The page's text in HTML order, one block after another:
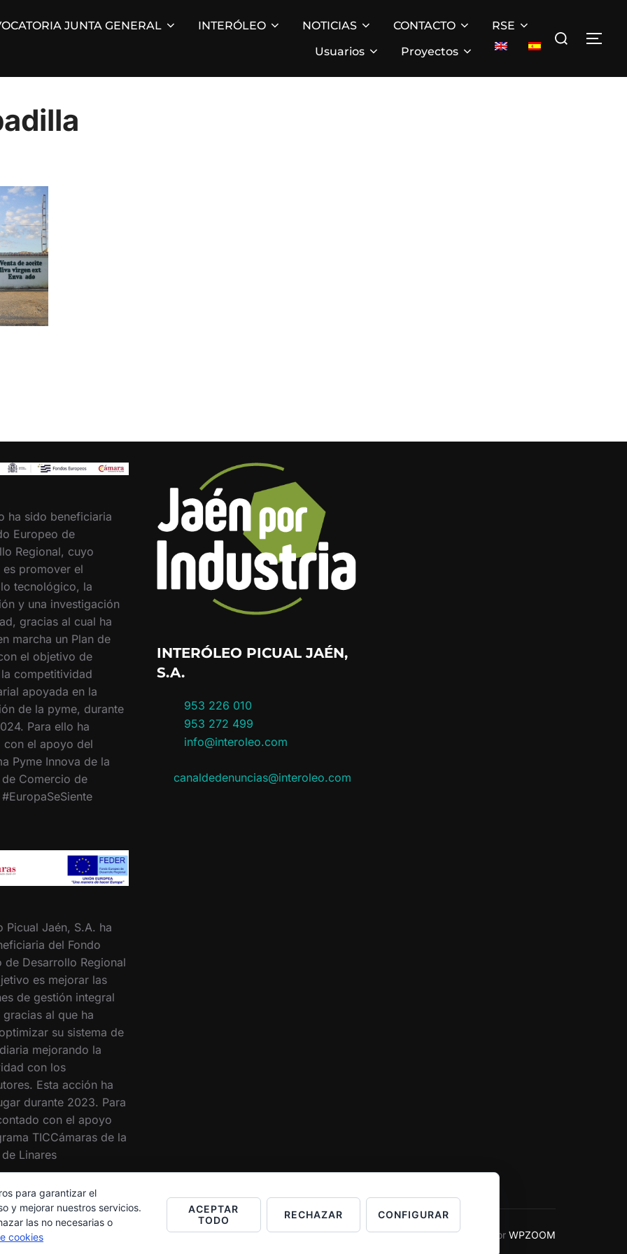
JUNTA GENERAL INTERÓLEO NOTICIAS CONTACTO
RSE
Usuarios
Proyectos
Buscar:
ha sido beneficiaria
Europeo de
Regional, cuyo
promover el
tecnológico, la
y una investigación
gracias al cual ha
marcha un Plan de
el objetivo de
competitividad
apoyada en la
de la pyme, durante
Para ello ha
con el apoyo del
Pyme Innova de la
de Comercio de
Picual Jaén, S.A. ha
del Fondo
de Desarrollo Regional
es mejorar las
de gestión integral
al que ha
su sistema de
mejorando la
con los
Esta acción ha
durante 2023. Para
con el apoyo
TICCámaras de la
Linares
INTERÓLEO PICUAL JAÉN,
S.A.
953 226 010
953 272 499
info@interoleo.com
canaldedenuncias@interoleo.com
Inspiro Theme por WPZOOM
para garantizar el
y mejorar nuestros servicios.
las no necesarias o
cookies
ACEPTAR
TODO
RECHAZAR CONFIGURAR